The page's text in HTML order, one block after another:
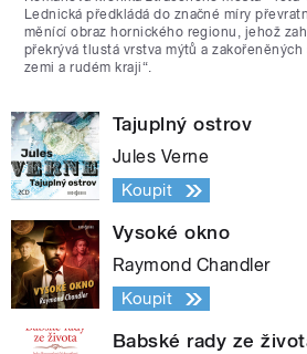
Lednická předkládá do značné míry
měnící obraz hornického regionu, jehož
překrývá tlustá vrstva mýtů a
zemi a rudém kraji“.
Tajuplný ostrov
Jules Verne
Koupit
Vysoké okno
Raymond Chandler
Koupit
Babské rady ze